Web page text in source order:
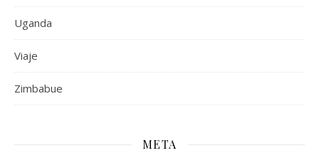
Uganda
Viaje
Zimbabue
META